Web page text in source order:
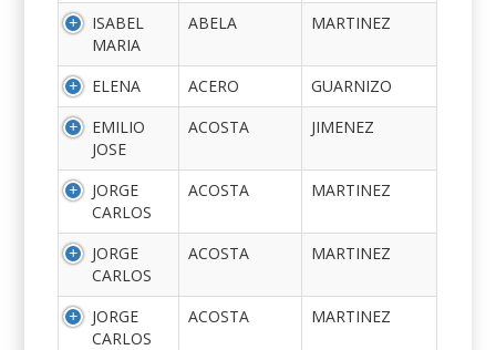
ISABEL
MARIA
ABELA MARTINEZ
ELENA ACERO
GUARNIZO
EMILIO
JOSE
ACOSTA JIMENEZ
JORGE
CARLOS
ACOSTA MARTINEZ
JORGE
CARLOS
ACOSTA MARTINEZ
JORGE
CARLOS
ACOSTA MARTINEZ